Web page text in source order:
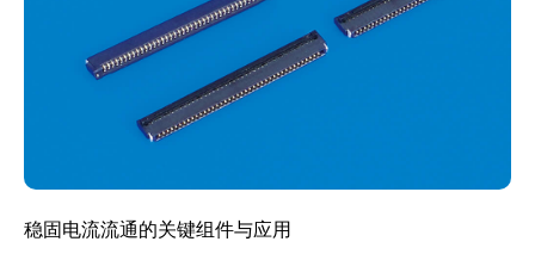
稳固电流流通的关键组件与应用